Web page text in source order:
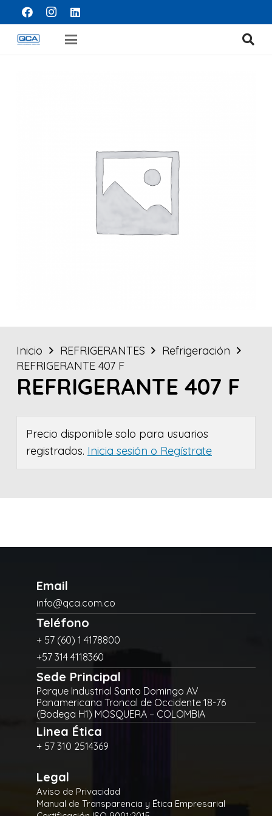
Inicio REFRIGERANTES
Refrigeración
REFRIGERANTE 407 F
REFRIGERANTE 407 F
Precio disponible solo para usuarios
registrados. Inicia sesión o Regístrate
Email
info@qca.com.co
Teléfono
+ 57 (60) 1 4178800
+57 314 4118360
Sede Principal
Parque Industrial Santo Domingo AV
Panamericana Troncal de Occidente 18-76
(Bodega H1) MOSQUERA – COLOMBIA
Linea Ética
+ 57 310 2514369
Legal
Aviso de Privacidad
Manual de Transparencia y Ética Empresarial